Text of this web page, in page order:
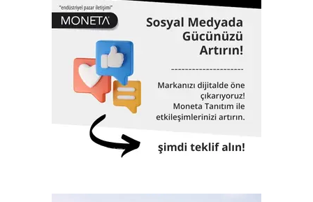
Fuarlarda, sektörün ulusal ve uluslararası önemli
temsilcilerinin yanı sıra bürokratların da konuşmacı olarak
katılacağı konferans, panel ve workshoplar da
düzenlenecek. Sektör profesyonellerinin deneyimlerini
katılımcılarla paylaşacağı konferans, panel ve workshoplar,
gelecek beklentileri ve sektör sorunlarının da masaya
yatırılacağı sektör zirvesine dönüşecek.
Sektörün büyümesine ön ayak oluyor
bulunan Artkim Fuarcılık Genel Müdürü Cengiz Yaman,